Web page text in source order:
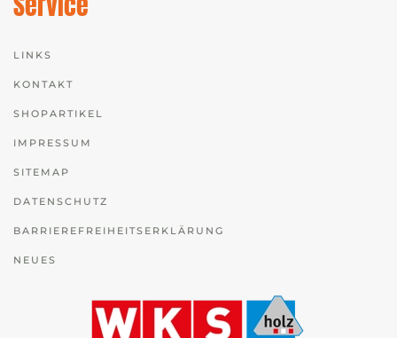
LINKS
KONTAKT
SHOPARTIKEL
IMPRESSUM
SITEMAP
DATENSCHUTZ
BARRIEREFREIHEITSERKLÄRUNG
NEUES